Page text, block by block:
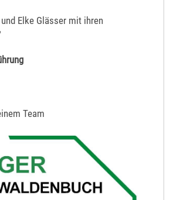
Elke Glässer mit ihren
Team